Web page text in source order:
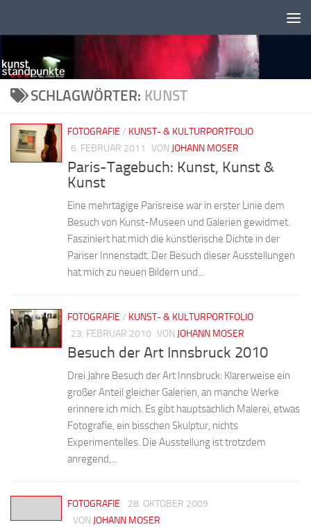
SCHLAGWÖRTER: KUNST
FOTOGRAFIE / KUNST- & KULTURPORTFOLIO
6. FEBRUAR 2011 VON JOHANN MOSER
Paris-Tagebuch: Kunst, Kunst &
Kunst
Eine mehrtägige Parisreise war in erster Linie dem
Besuch von Kunst-Museen und Galerien gewidmet.
Fasziniert hat mich die künstlerische Dichte in der
Pariser Innenstadt. Der Besuch dieser Ausstellungen
hat mich zu neuen Bildern und...
FOTOGRAFIE / KUNST- & KULTURPORTFOLIO
23. FEBRUAR 2010 VON JOHANN MOSER
Besuch der Art Innsbruck 2010
Drei Jahre Besuch der Art Innsbruck: Klarerweise ein
großer Anteil gleicher Galerien, an manche Werke
erinnere ich mich. Es gibt hauptsächlich Malerei, etwas
Fotografie, ein bisschen Skulptur, nichts
Experimentelles. Die Ausstellung ist trotzdem
anregend,...
FOTOGRAFIE
28. OKTOBER 2009
VON JOHANN MOSER